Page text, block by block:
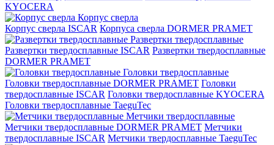
KYOCERA
Корпус сверла
Корпус сверла ISCAR Корпуса сверла DORMER PRAMET
Развертки твердосплавные
Развертки твердосплавные ISCAR Развертки твердосплавные
DORMER PRAMET
Головки твердосплавные
Головки твердосплавные DORMER PRAMET Головки
твердосплавные ISCAR Головки твердосплавные KYOCERA
Головки твердосплавные TaeguTec
Метчики твердосплавные
Метчики твердосплавные DORMER PRAMET Метчики
твердосплавные ISCAR Метчики твердосплавные TaeguTec